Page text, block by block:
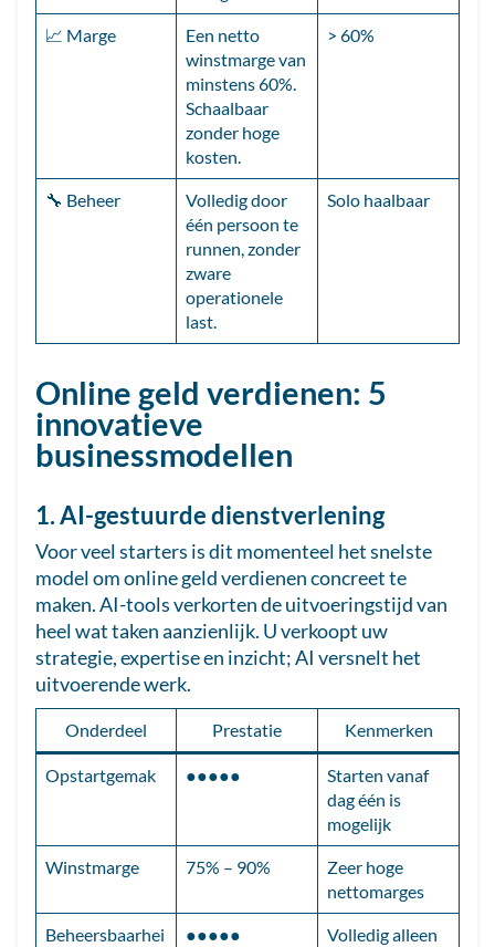
📈 Marge
Een netto
winstmarge van
minstens 60%.
Schaalbaar
zonder hoge
kosten.
> 60%
🔧 Beheer
Volledig door
één persoon te
runnen, zonder
zware
operationele
last.
Solo haalbaar
Online geld verdienen: 5
innovatieve
businessmodellen
1. AI-gestuurde dienstverlening
Voor veel starters is dit momenteel het snelste
model om online geld verdienen concreet te
maken. AI-tools verkorten de uitvoeringstijd van
heel wat taken aanzienlijk. U verkoopt uw
strategie, expertise en inzicht; AI versnelt het
uitvoerende werk.
Onderdeel Prestatie Kenmerken
Opstartgemak ●●●●●
Starten vanaf
dag één is
mogelijk
Winstmarge 75% – 90%
Zeer hoge
nettomarges
Beheersbaarhei ●●●●● Volledig alleen